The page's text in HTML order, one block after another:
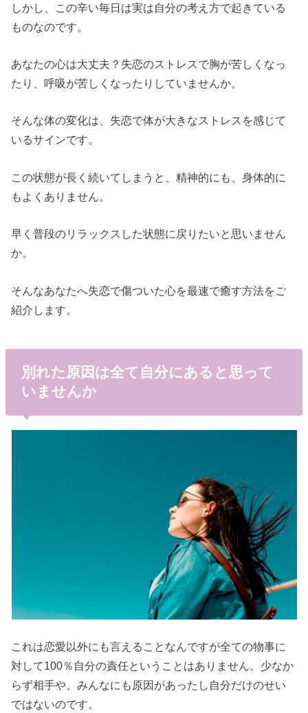
しかし、この辛い毎日は実は自分の考え方で起きている
ものなのです。
あなたの心は大丈夫？失恋のストレスで胸が苦しくなっ
たり、呼吸が苦しくなったりしていませんか。
そんな体の変化は、失恋で体が大きなストレスを感じて
いるサインです。
この状態が長く続いてしまうと、精神的にも、身体的に
もよくありません。
早く普段のリラックスした状態に戻りたいと思いません
か。
そんなあなたへ失恋で傷ついた心を最速で癒す方法をご
紹介します。
別れた原因は全て自分にあると思って
いませんか
これは恋愛以外にも言えることなんですが全ての物事に
対して100％自分の責任ということはありません。少なか
らず相手や、みんなにも原因があったし自分だけのせい
ではないのです。